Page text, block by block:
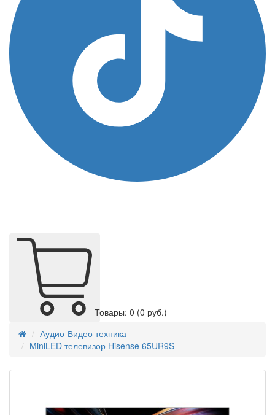
Товары: 0 (0 руб.)
Аудио-Видео техника
MiniLED телевизор Hisense 65UR9S